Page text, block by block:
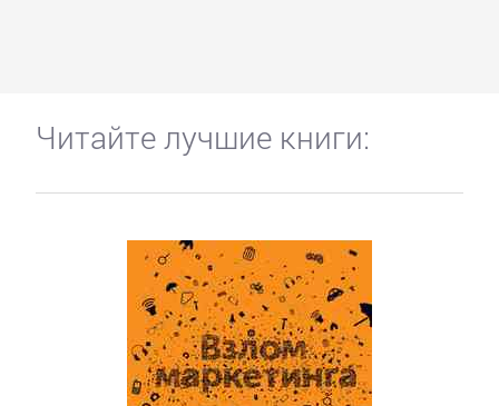
Читайте лучшие книги: